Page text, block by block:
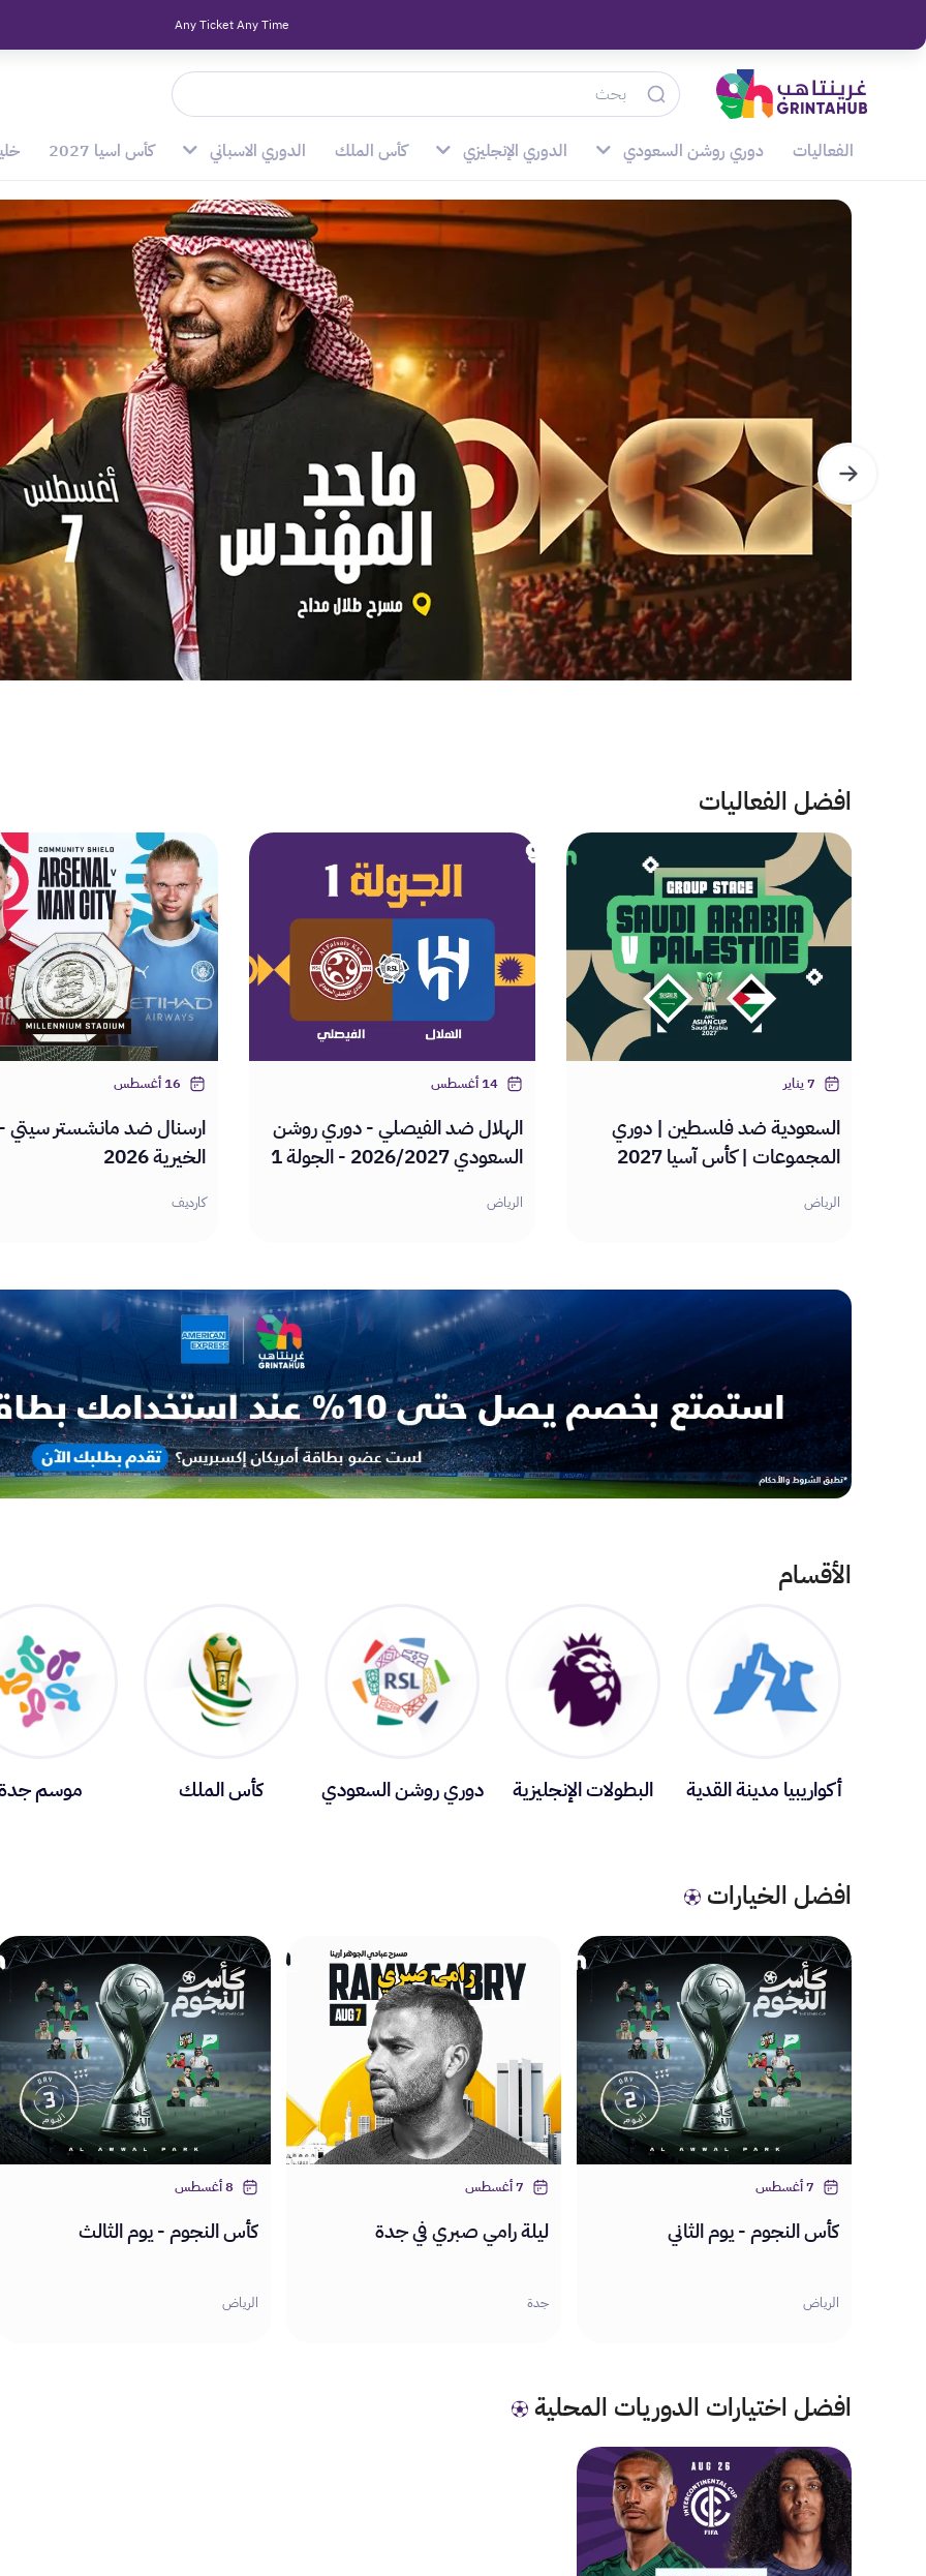
Any Ticket Any Time
الفعاليات دوري روشن السعودي الدوري الإنجليزي كأس الملك الدوري الاسباني كأس اسيا 2027
افضل الفعاليات
7 يناير
السعودية ضد فلسطين | دوري
المجموعات | كأس آسيا 2027
الرياض
14 أغسطس
الهلال ضد الفيصلي - دوري روشن
السعودي 2026/2027 - الجولة 1
الرياض
16 أغسطس
ارسنال ضد مانشستر سيتي
الخيرية 2026
كارديف
الأقسام
أكواريبيا مدينة القدية البطولات الإنجليزية دوري روشن السعودي كأس الملك موسم
افضل الخيارات
7 أغسطس
كأس النجوم - يوم الثاني
الرياض
7 أغسطس
ليلة رامي صبري في جدة
جدة
8 أغسطس
كأس النجوم - يوم الثالث
الرياض
افضل اختيارات الدوريات المحلية